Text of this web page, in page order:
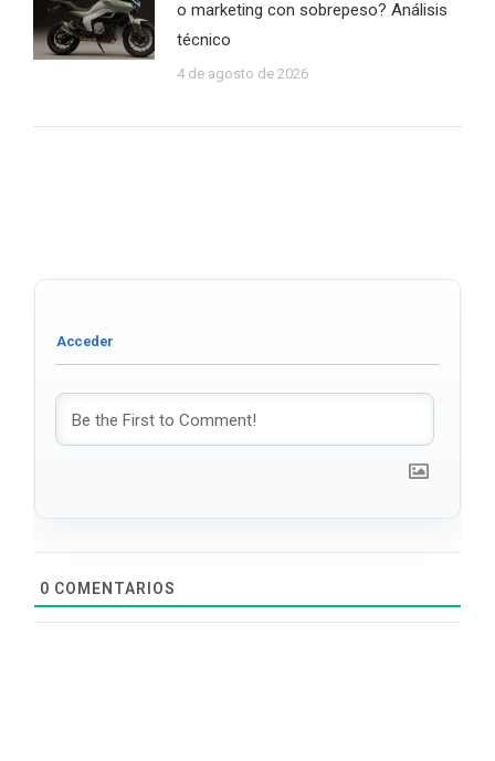
o marketing con sobrepeso? Análisis
técnico
4 de agosto de 2026
0 COMENTARIOS